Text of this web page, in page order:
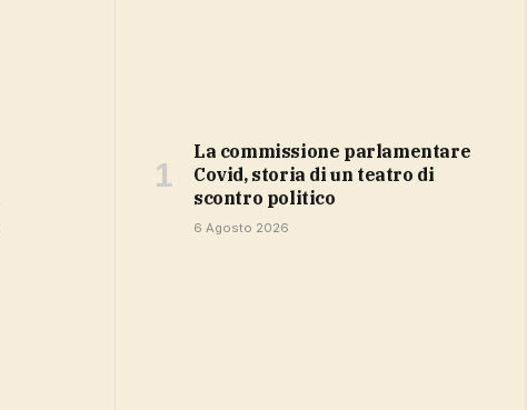
La commissione parlamentare
Covid, storia di un teatro di
scontro politico
6 Agosto 2026